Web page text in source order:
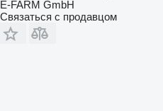
E-FARM GmbH
Связаться с продавцом